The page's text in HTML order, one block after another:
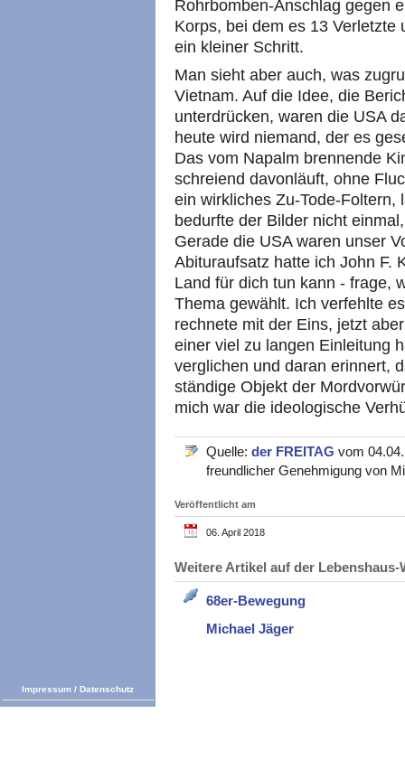
Rohrbomben-Anschlag gegen
Korps, bei dem es 13 Verletzte
ein kleiner Schritt.
Man sieht aber auch, was
Vietnam. Auf die Idee, die
unterdrücken, waren die USA
heute wird niemand, der es
Das vom Napalm brennende
schreiend davonläuft, ohne
ein wirkliches Zu-Tode-
bedurfte der Bilder nicht
Gerade die USA waren unser
Abituraufsatz hatte ich John F.
Land für dich tun kann - frage,
Thema gewählt. Ich verfehlte
rechnete mit der Eins, jetzt
einer viel zu langen Einleitung
verglichen und daran erinnert,
ständige Objekt der
mich war die ideologische
Quelle: der FREITAG vom
freundlicher Genehmigung von
Veröffentlicht am
06. April 2018
Weitere Artikel auf der
68er-Bewegung
Michael Jäger
Impressum / Datenschutz